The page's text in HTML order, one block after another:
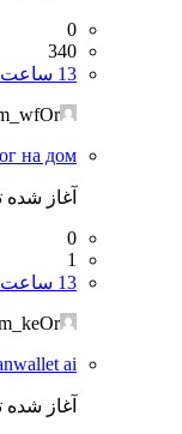
0
340
13 ساعت، 22 دقیقه پیش
на дом
آغاز
0
1
13 ساعت، 23 دقیقه پیش
ai
آغاز